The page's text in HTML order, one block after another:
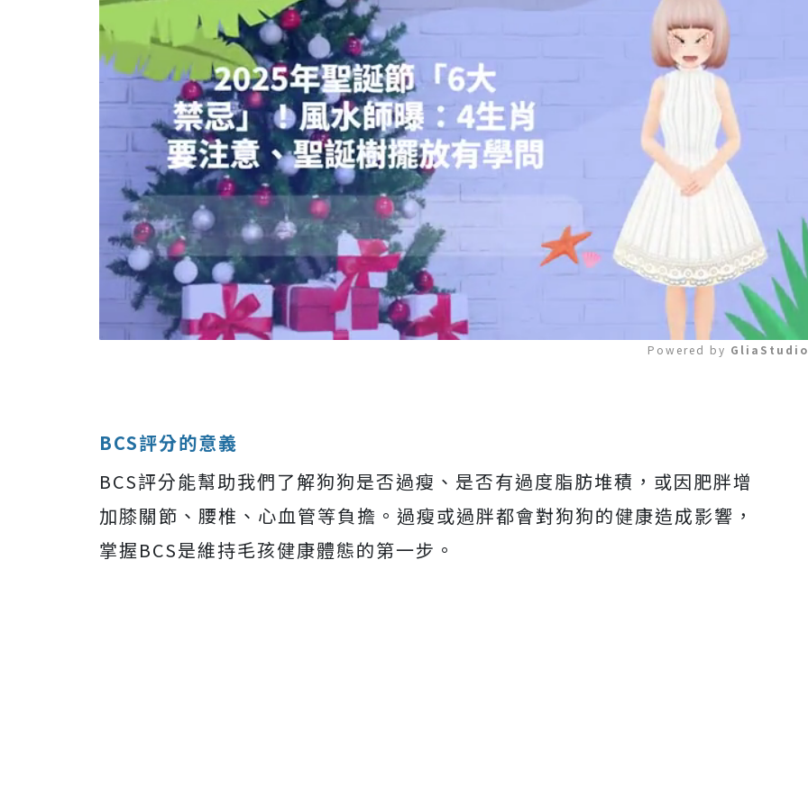
Powered by
BCS評分的意義
BCS評分能幫助我們了解狗狗是否過瘦、是否有過度脂肪堆積，或因肥胖增
加膝關節、腰椎、心血管等負擔。過瘦或過胖都會對狗狗的健康造成影響，
掌握BCS是維持毛孩健康體態的第一步。